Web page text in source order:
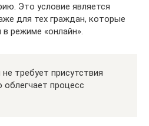
Это условие является
для тех граждан, которые
режиме «онлайн».
требует присутствия
облегчает процесс